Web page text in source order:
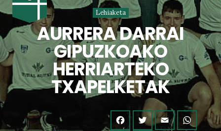
Lehiaketa
AURRERA DARRAI
GIPUZKOAKO
HERRIARTEKO
TXAPELKETAK